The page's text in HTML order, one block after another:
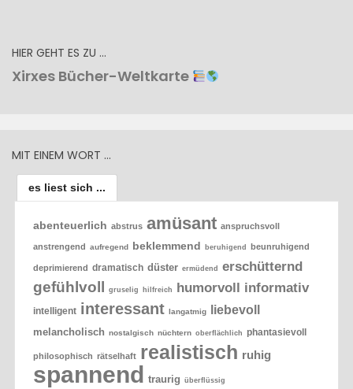
HIER GEHT ES ZU …
Xirxes Bücher-Weltkarte
MIT EINEM WORT …
es liest sich ...
abenteuerlich abstrus amüsant anspruchsvoll
anstrengend aufregend beklemmend beruhigend beunruhigend
deprimierend dramatisch düster ermüdend erschütternd
gefühlvoll gruselig hilfreich humorvoll informativ
intelligent interessant langatmig liebevoll
melancholisch nostalgisch nüchtern oberflächlich phantasievoll
philosophisch rätselhaft realistisch ruhig
spannend traurig überflüssig